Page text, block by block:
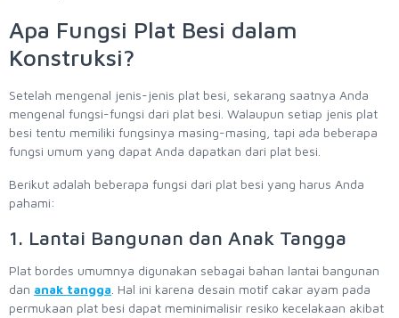
Apa Fungsi Plat Besi dalam
Konstruksi?
Setelah mengenal jenis-jenis plat besi, sekarang saatnya Anda
mengenal fungsi-fungsi dari plat besi. Walaupun setiap jenis plat
besi tentu memiliki fungsinya masing-masing, tapi ada beberapa
fungsi umum yang dapat Anda dapatkan dari plat besi.
Berikut adalah beberapa fungsi dari plat besi yang harus Anda
pahami:
1. Lantai Bangunan dan Anak Tangga
Plat bordes umumnya digunakan sebagai bahan lantai bangunan
dan anak tangga . Hal ini karena desain motif cakar ayam pada
permukaan plat besi dapat meminimalisir resiko kecelakaan akibat